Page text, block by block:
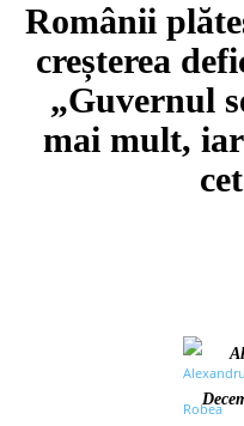
Românii
creșterea
„Guvernul
mai mult,